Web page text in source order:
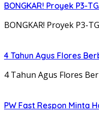
BONGKAR! Proyek P3-
BONGKAR! Proyek P3-
4 Tahun Agus Flores
4 Tahun Agus Flores
PW Fast Respon Minta